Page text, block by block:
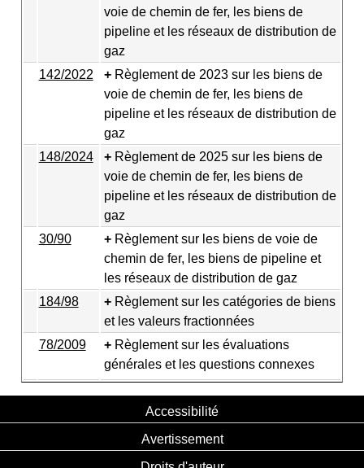
voie de chemin de fer, les biens de
pipeline et les réseaux de distribution de
gaz
142/2022
Règlement de 2023 sur les biens de
voie de chemin de fer, les biens de
pipeline et les réseaux de distribution de
gaz
148/2024
Règlement de 2025 sur les biens de
voie de chemin de fer, les biens de
pipeline et les réseaux de distribution de
gaz
30/90
Règlement sur les biens de voie de
chemin de fer, les biens de pipeline et
les réseaux de distribution de gaz
184/98
Règlement sur les catégories de biens
et les valeurs fractionnées
78/2009
Règlement sur les évaluations
générales et les questions connexes
Accessibilité
Avertissement